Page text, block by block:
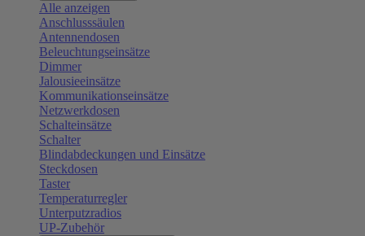
Alle anzeigen
Anschlusssäulen
Antennendosen
Beleuchtungseinsätze
Dimmer
Jalousieeinsätze
Kommunikationseinsätze
Netzwerkdosen
Schalteinsätze
Schalter
Blindabdeckungen und Einsätze
Steckdosen
Taster
Temperaturregler
Unterputzradios
UP-Zubehör